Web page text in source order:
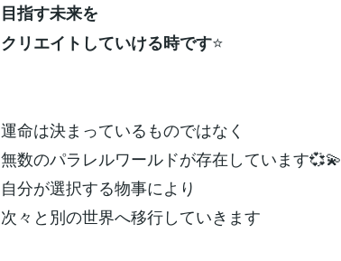
目指す未来を
クリエイトしていける時です⭐
運命は決まっているものではなく
無数のパラレルワールドが存在しています💞💫
自分が選択する物事により
次々と別の世界へ移行していきます